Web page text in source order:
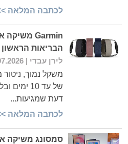
לכתבה המלאה
הבריאות
לירן עבדי | 21.07.2026
משקל נמוך, ניטור
של עד 10
דעת שמגיעות...
לכתבה המלאה
סמסונג משיקה